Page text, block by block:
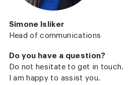
Simone Isliker
Head of communications
Do you have a question?
Do not hesitate to get in touch.
I am happy to assist you.